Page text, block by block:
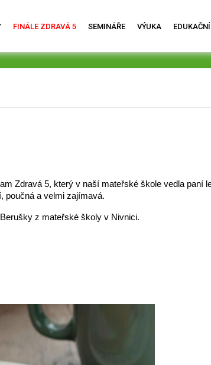
FINÁLE ZDRAVÁ 5 SEMINÁŘE VÝUKA
Zdravá 5, který v naší mateřské škole vedla paní
poučná a velmi zajímavá.
z mateřské školy v Nivnici.